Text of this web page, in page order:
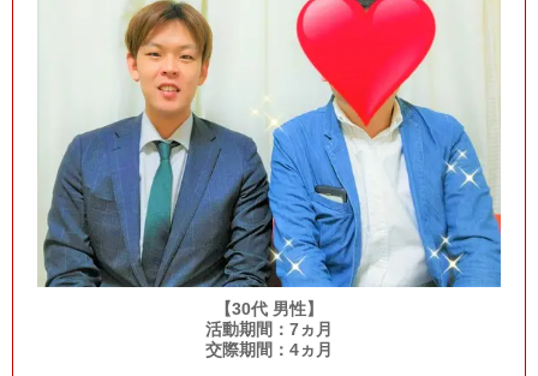
【30代 男性】
活動期間：7ヵ月
交際期間：4ヵ月